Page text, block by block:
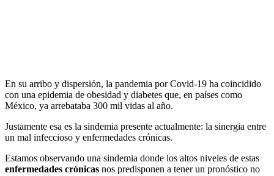
En su arribo y dispersión, la pandemia por Covid-19 ha coincidido
con una epidemia de obesidad y diabetes que, en países como
México, ya arrebataba 300 mil vidas al año.
Justamente esa es la sindemia presente actualmente: la sinergia entre
un mal infeccioso y enfermedades crónicas.
Estamos observando una sindemia donde los altos niveles de estas
enfermedades crónicas nos predisponen a tener un pronóstico no